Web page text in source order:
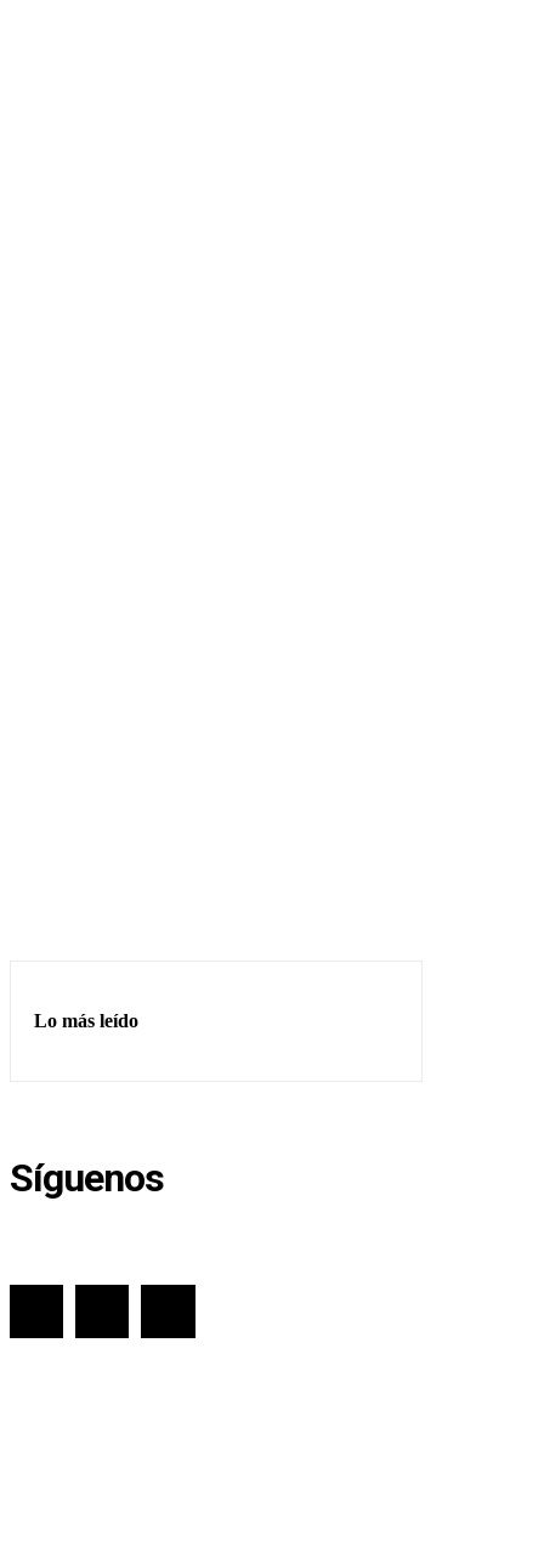
Lo más leído
Síguenos